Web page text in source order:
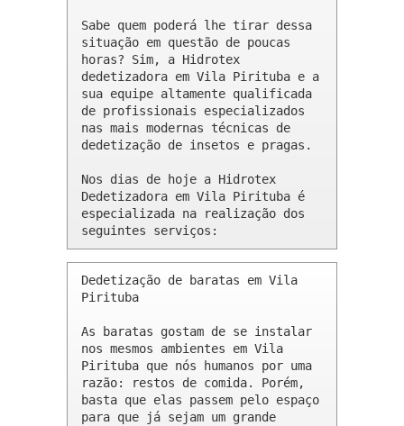
Sabe quem poderá lhe tirar dessa
situação em questão de poucas
horas? Sim, a Hidrotex
dedetizadora em Vila Pirituba e a
sua equipe altamente qualificada
de profissionais especializados
nas mais modernas técnicas de
dedetização de insetos e pragas.
Nos dias de hoje a Hidrotex
Dedetizadora em Vila Pirituba é
especializada na realização dos
seguintes serviços:
Dedetização de baratas em Vila
Pirituba
As baratas gostam de se instalar
nos mesmos ambientes em Vila
Pirituba que nós humanos por uma
razão: restos de comida. Porém,
basta que elas passem pelo espaço
para que já sejam um grande